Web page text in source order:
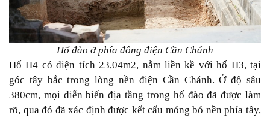
Hố đào ở phía đông điện Cần Chánh
Hố H4 có diện tích 23,04m2, nằm liền kề với hố H3, tại
góc tây bắc trong lòng nền điện Cần Chánh. Ở độ sâu
380cm, mọi diễn biến địa tầng trong hố đào đã được làm
rõ, qua đó đã xác định được kết cấu móng bó nền phía tây,